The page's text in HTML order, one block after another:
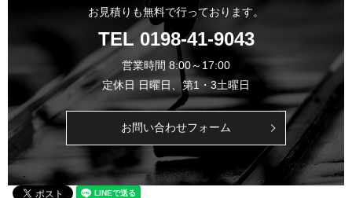
お見積りも無料で行っております。
TEL 0198-41-9043
営業時間 8:00～17:00
定休日 日曜日、第1・3土曜日
お問い合わせフォーム